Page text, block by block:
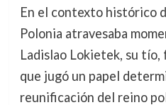
En el contexto histórico
Polonia atravesaba
Ladislao Lokietek, su tío,
que jugó un papel
reunificación del reino